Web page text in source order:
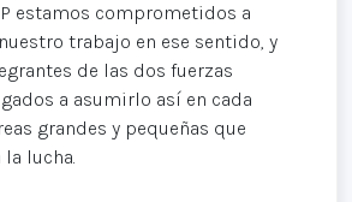
estamos comprometidos a
trabajo en ese sentido, y
de las dos fuerzas
a asumirlo así en cada
grandes y pequeñas que
lucha.